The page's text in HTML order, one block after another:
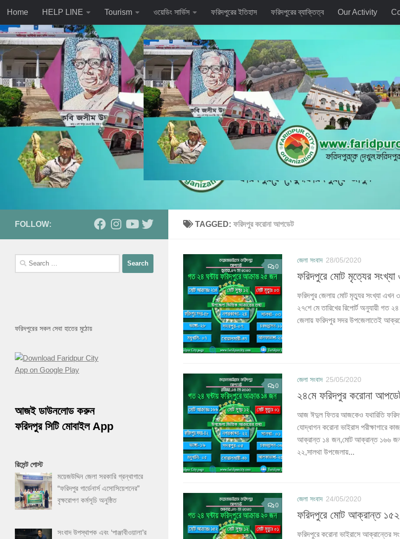
Skip to content
Home HELP LINE Tourism ওয়েডিং সার্ভিস ফরিদপুরের ইতিহাস ফরিদপুরের ব্যাক্তিত্ব Our Activity
TAGGED: ফরিদপুর করোনা আপডেট
0
জেলা সংবাদ 28/05/2020
ফরিদপুরে মোট মৃত্যের
ফরিদপুর জেলায় মোট মৃত্যুর সংখ্যা এখন
২৭শে মে তারিখের রিপোর্ট অনুযায়ী
জেলায় ফরিদপুর সদর উপজেলাতেই
0
জেলা সংবাদ 25/05/2020
২৪মে ফরিদপুর করোনা
আজ ঈদুল ফিতর আজকেও যথারিতি
যোদ্ধাগন করোনা ভাইরাস পরীক্ষাগারে
আক্রান্ত ১৪ জন,মোট আক্রান্ত ১৬৬
২২,সালথা উপজেলায়...
0
জেলা সংবাদ 24/05/2020
ফরিদপুরে মোট আক্রান্ত
ফরিদপুরে করোনা ভাইরাসে আক্রান্তের
FOLLOW:
Search
for:
ফরিদপুরের সকল সেবা হাতের মুঠোয়
আজই ডাউনলোড করুন
ফরিদপুর সিটি মোবাইল App
রিসেন্ট পোস্ট
ময়েজউদ্দিন জেলা সরকারি গ্রন্থাগারে
“ফরিদপুর গার্ডেনার্স এসোসিয়েশনের”
বৃক্ষরোপণ কর্মসূচি অনুষ্ঠিত
সংবাদ উপস্থাপক এবং ‘পাঞ্জাবীওয়ালা’র